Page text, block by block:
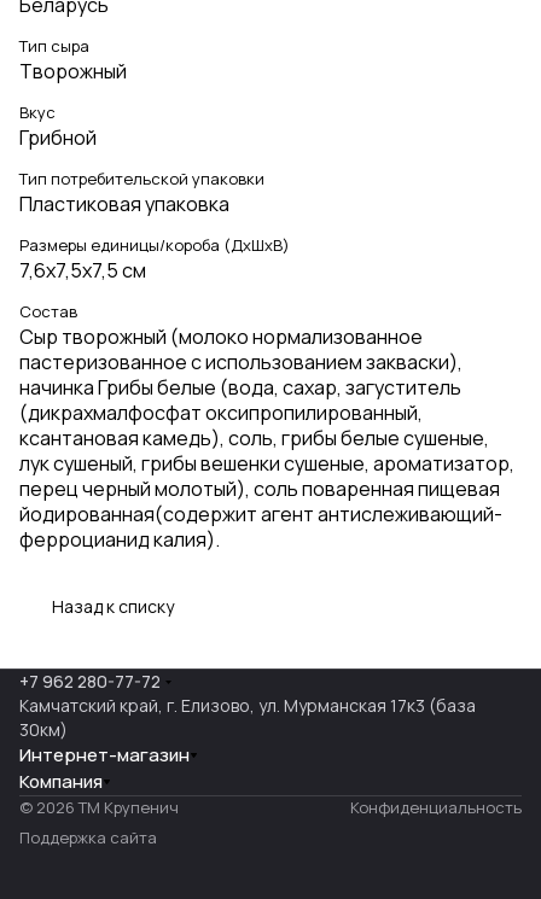
Тип сыра
Творожный
Вкус
Грибной
Тип потребительской упаковки
Пластиковая упаковка
Размеры единицы/короба (ДхШхВ)
7,6х7,5х7,5 см
Состав
Сыр творожный (молоко нормализованное
пастеризованное с использованием закваски),
начинка Грибы белые (вода, сахар, загуститель
(дикрахмалфосфат оксипропилированный,
ксантановая камедь), соль, грибы белые сушеные,
лук сушеный, грибы вешенки сушеные, ароматизатор,
перец черный молотый), соль поваренная пищевая
йодированная(содержит агент антислеживающий-
ферроцианид калия).
Назад к списку
+7 962 280-77-72
Камчатский край, г. Елизово, ул. Мурманская 17к3 (база
30км)
Интернет-магазин
Компания
© 2026 ТМ Крупенич
Конфиденциальность
Поддержка сайта